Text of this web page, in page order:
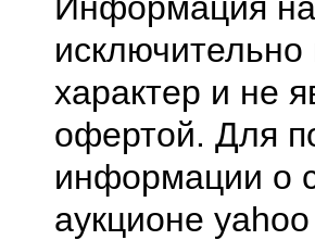
характер и не
офертой. Для
информации о
аукционе